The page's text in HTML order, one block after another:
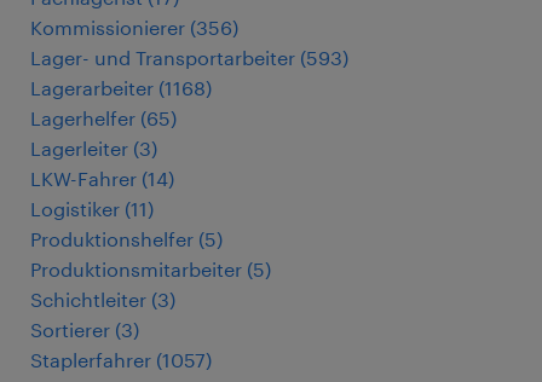
Kommissionierer (356)
Lager- und Transportarbeiter (593)
Lagerarbeiter (1168)
Lagerhelfer (65)
Lagerleiter (3)
LKW-Fahrer (14)
Logistiker (11)
Produktionshelfer (5)
Produktionsmitarbeiter (5)
Schichtleiter (3)
Sortierer (3)
Staplerfahrer (1057)